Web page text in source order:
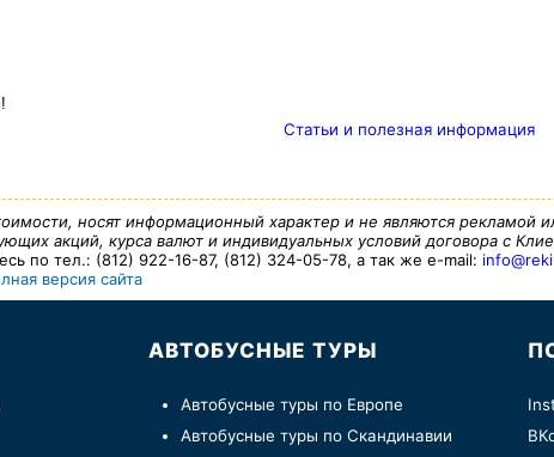
Статьи и полезная информация
носят информационный характер и не являются рекламой
акций, курса валют и индивидуальных условий договора с
по тел.: (812) 922-16-87, (812) 324-05-78, а так же e-mail:
версия сайта
АВТОБУСНЫЕ ТУРЫ
Автобусные туры по Европе
Автобусные туры по Скандинавии